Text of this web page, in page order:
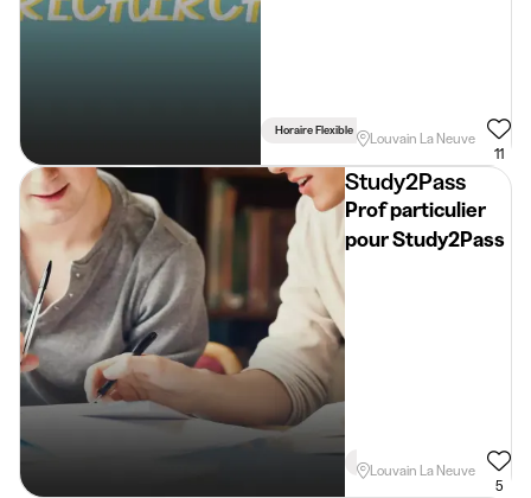
Horaire Flexible Lié Aux Études
Louvain La Neuve
11
Study2Pass
Prof particulier
pour Study2Pass
Horaire Flexible Lié Aux
Louvain La Neuve
5